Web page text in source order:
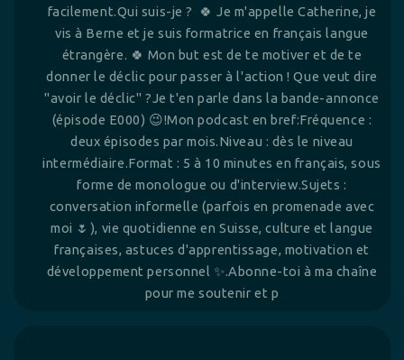
facilement.Qui suis-je ? 🍀 Je m'appelle Catherine, je
vis à Berne et je suis formatrice en français langue
étrangère. 🍀 Mon but est de te motiver et de te
donner le déclic pour passer à l'action ! Que veut dire
"avoir le déclic" ?Je t'en parle dans la bande-annonce
(épisode E000) 😉!Mon podcast en bref:Fréquence :
deux épisodes par mois.Niveau : dès le niveau
intermédiaire.Format : 5 à 10 minutes en français, sous
forme de monologue ou d'interview.Sujets :
conversation informelle (parfois en promenade avec
moi 🌷), vie quotidienne en Suisse, culture et langue
françaises, astuces d'apprentissage, motivation et
développement personnel ✨.Abonne-toi à ma chaîne
pour me soutenir et p